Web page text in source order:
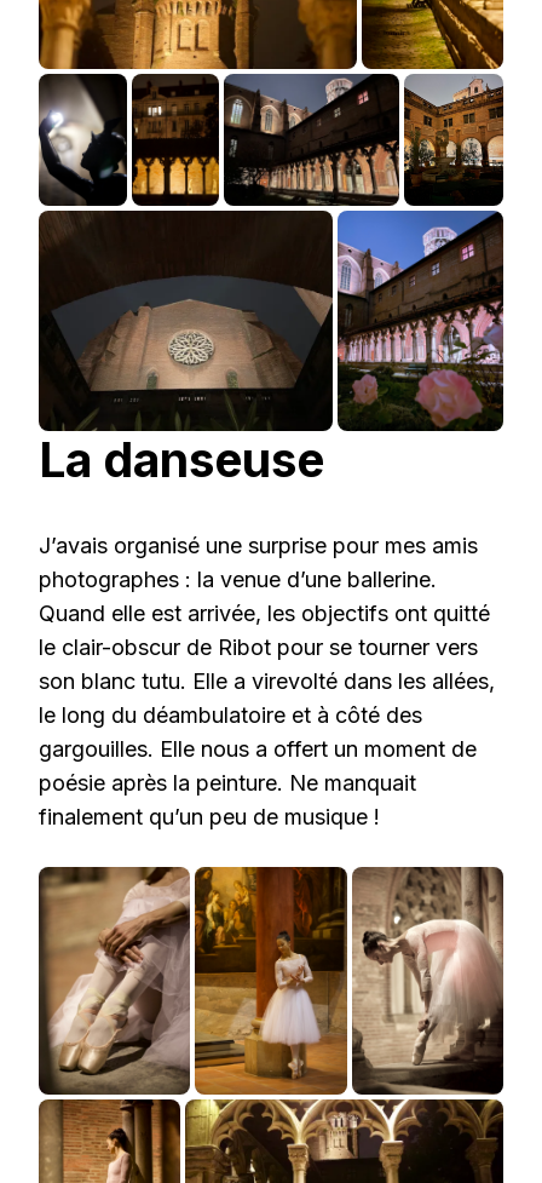
La danseuse
J’avais organisé une surprise pour mes amis
photographes : la venue d’une ballerine.
Quand elle est arrivée, les objectifs ont quitté
le clair-obscur de Ribot pour se tourner vers
son blanc tutu. Elle a virevolté dans les allées,
le long du déambulatoire et à côté des
gargouilles. Elle nous a offert un moment de
poésie après la peinture. Ne manquait
finalement qu’un peu de musique !